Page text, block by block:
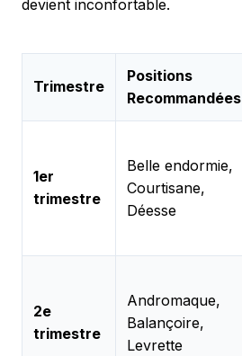
devient inconfortable.
Trimestre
Positions
Recommandées
1er
trimestre
Belle endormie,
Courtisane,
Déesse
2e
trimestre
Andromaque,
Balançoire,
Levrette